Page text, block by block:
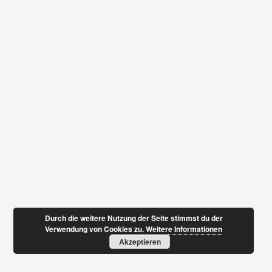
Durch die weitere Nutzung der Seite stimmst du der
Verwendung von Cookies zu.Weitere Informationen
Akzeptieren